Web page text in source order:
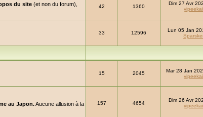
du site (et non du forum),
42 1360
Dim 27 Avr
yipeekai
33 12596
Lun 05 Jan
15 2045
Mar 28 Jan
yipeekai
au Japon.Aucune allusion à la
157 4654
Dim 26 Avr
yipeekai